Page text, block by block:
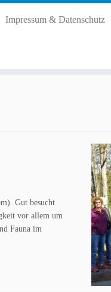
Impressum & Datenschutz
Gut besucht
vor allem um
Fauna im